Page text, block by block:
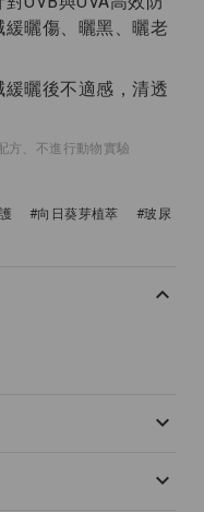
曬傷、曬黑、曬老
曬後不適感，清透
方、不進行動物實驗
#向日葵芽植萃
#玻尿